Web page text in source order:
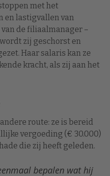
met het
en lastigvallen van
van de filiaalmanager –
zij geschorst en
Haar salaris kan ze
kracht, als zij aan het
route: ze is bereid
vergoeding (€ 30.000)
die zij heeft geleden.
bepalen wat hij